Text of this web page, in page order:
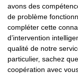
avons des
de problème
compléter cette
d’intervention
qualité de notre
particulier, sachez
coopération avec